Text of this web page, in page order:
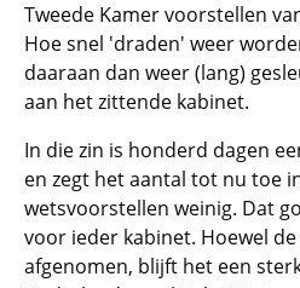
Tweede Kamer voorstellen
Hoe snel 'draden' weer
daaraan dan weer (lang)
aan het zittende kabinet.
In die zin is honderd dagen
en zegt het aantal tot nu toe
wetsvoorstellen weinig. Dat
voor ieder kabinet. Hoewel
afgenomen, blijft het een